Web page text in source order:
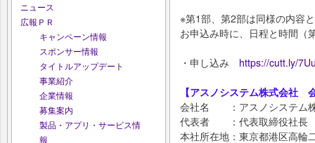
ニュース
広報ＰＲ
キャンペーン情報
スポンサー情報
タイトルアップデート
事業紹介
企業情報
募集案内
製品・アプリ・サービス情
報
※第1部、第2部は同様の内容
お申込み時に、日程と時間（
・申し込み https://cutt.ly/
【アスノシステム株式会社
会社名 ：アスノシステム
代表者 ：代表取締役社
本社所在地：東京都港区高輪